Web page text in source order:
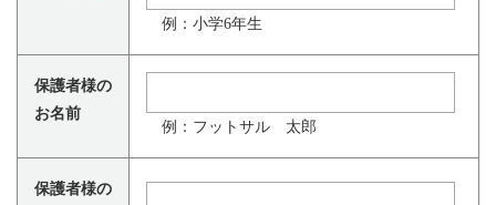
例：小学6年生
保護者様の
お名前
例：フットサル 太郎
保護者様の